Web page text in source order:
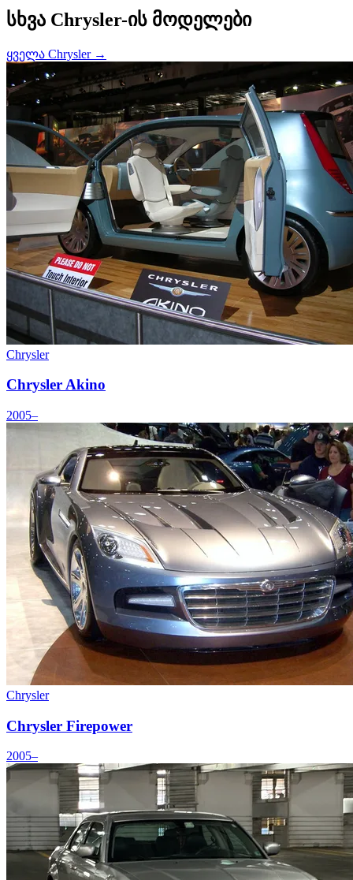
სხვა Chrysler-ის მოდელები
ყველა Chrysler →
Chrysler
Chrysler Akino
2005–
Chrysler
Chrysler Firepower
2005–